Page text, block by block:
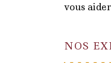
vous
NOS